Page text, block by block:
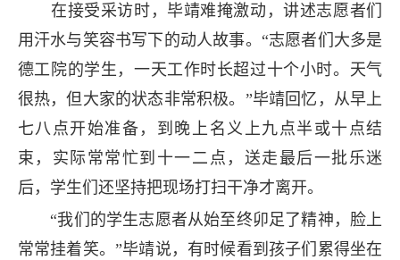
在接受采访时，毕靖难掩激动，讲述志愿者们
用汗水与笑容书写下的动人故事。“志愿者们大多是
德工院的学生，一天工作时长超过十个小时。天气
很热，但大家的状态非常积极。”毕靖回忆，从早上
七八点开始准备，到晚上名义上九点半或十点结
束，实际常常忙到十一二点，送走最后一批乐迷
后，学生们还坚持把现场打扫干净才离开。
“我们的学生志愿者从始至终卯足了精神，脸上
常常挂着笑。”毕靖说，有时候看到孩子们累得坐在